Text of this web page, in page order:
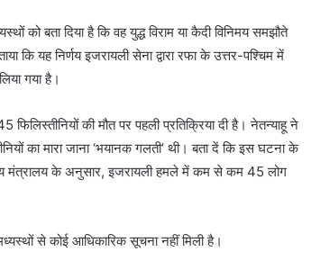
को बता दिया है कि वह युद्ध विराम या कैदी विनिमय समझौते
यह निर्णय इजरायली सेना द्वारा रफा के उत्तर-पश्चिम में
गया है।
की मौत पर पहली प्रतिक्रिया दी है। नेतन्याहू ने
का मारा जाना ‘भयानक गलती’ थी। बता दें कि इस घटना के
मंत्रालय के अनुसार, इजरायली हमले में कम से कम 45 लोग
से कोई आधिकारिक सूचना नहीं मिली है।